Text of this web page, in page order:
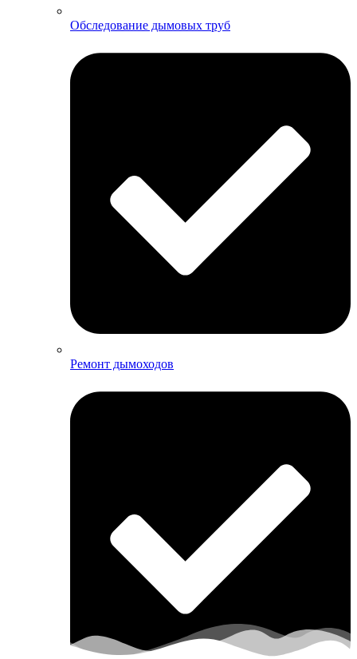
Обследование дымовых труб
Ремонт дымоходов